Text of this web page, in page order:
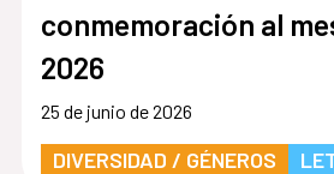
conmemoración al
2026
25 de junio de 2026
DIVERSIDAD / GÉNEROS